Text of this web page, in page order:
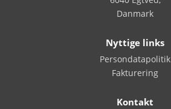
Danmark
Nyttige links
Persondatapolitik
Fakturering
Kontakt